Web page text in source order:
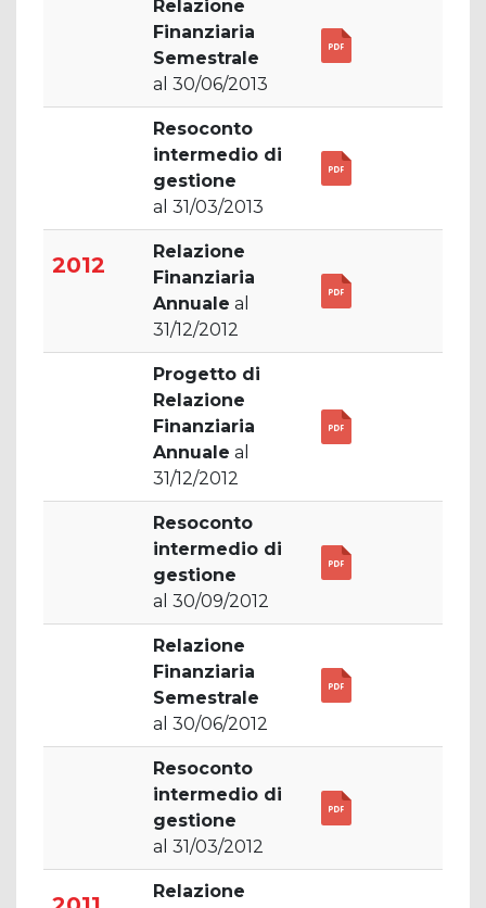
Relazione
Finanziaria
Semestrale
al 30/06/2013
Resoconto
intermedio di
gestione
al 31/03/2013
2012
Relazione
Finanziaria
Annuale al
31/12/2012
Progetto di
Relazione
Finanziaria
Annuale al
31/12/2012
Resoconto
intermedio di
gestione
al 30/09/2012
Relazione
Finanziaria
Semestrale
al 30/06/2012
Resoconto
intermedio di
gestione
al 31/03/2012
Relazione